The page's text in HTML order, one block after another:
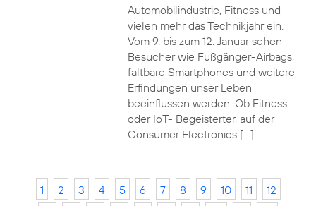
Automobilindustrie, Fitness und
vielen mehr das Technikjahr ein.
Vom 9. bis zum 12. Januar sehen
Besucher wie Fußgänger-Airbags,
faltbare Smartphones und weitere
Erfindungen unser Leben
beeinflussen werden. Ob Fitness-
oder IoT- Begeisterter, auf der
Consumer Electronics […]
1 2 3 4 5 6 7 8 9 10 11
12